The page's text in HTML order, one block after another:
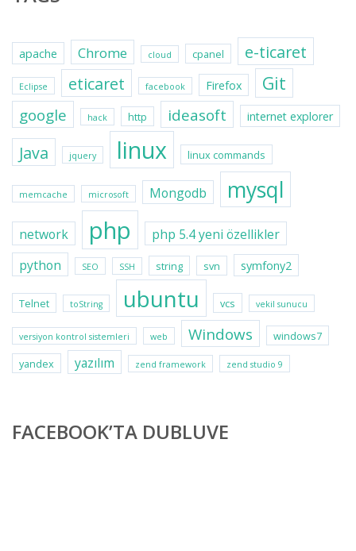
apache Chrome cloud cpanel e-ticaret
Eclipse eticaret facebook Firefox Git
google hack http ideasoft internet explorer
Java jquery linux linux commands
memcache microsoft Mongodb mysql
network php
php 5.4 yeni özellikler
python
SEO SSH string svn symfony2
Telnet toString ubuntu vcs vekil sunucu
versiyon kontrol sistemleri web Windows
windows7
yandex
yazılım zend framework zend studio 9
FACEBOOK’TA DUBLUVE